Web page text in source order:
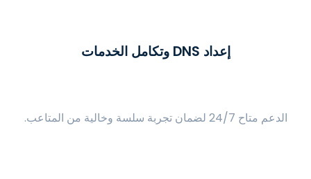
إعداد DNS وتكامل الخدمات
الدعم متاح 24/7 لضمان تجربة سلسة وخالية من المتاعب.